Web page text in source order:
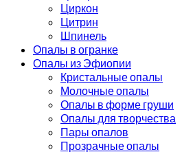
Циркон
Цитрин
Шпинель
Опалы в огранке
Опалы из Эфиопии
Кристальные опалы
Молочные опалы
Опалы в форме груши
Опалы для творчества
Пары опалов
Прозрачные опалы